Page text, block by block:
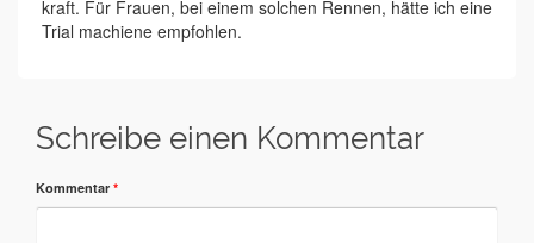
kraft. Für Frauen, bei einem solchen Rennen, hätte ich eine
Trial machiene empfohlen.
Schreibe einen Kommentar
Kommentar *